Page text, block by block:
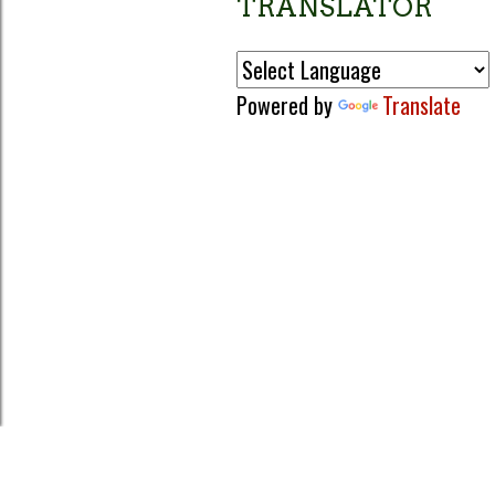
TRANSLATOR
Powered by Translate